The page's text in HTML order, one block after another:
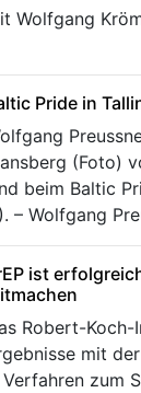
Wolfgang
Pride in
(Foto)
beim Baltic
– Wolfgang
ist
Robert-
mit
zum